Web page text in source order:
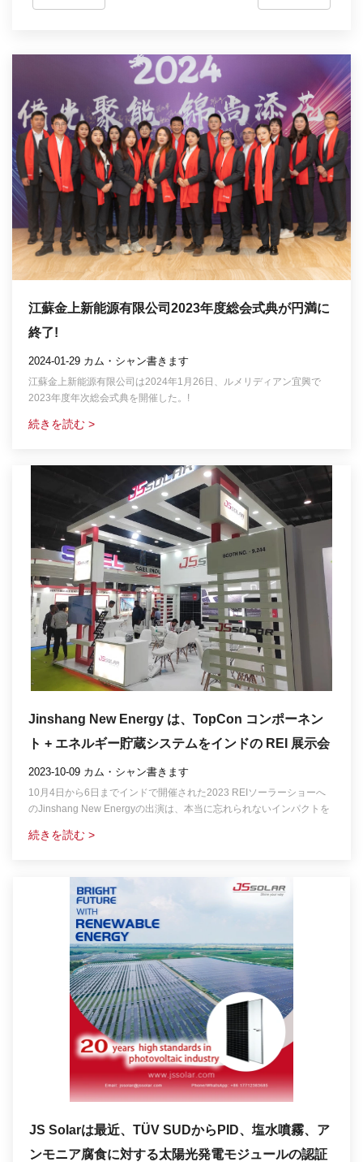
江蘇金上新能源有限公司2023年度総会式典が円満に
終了!
2024-01-29 カム・シャン書きます
江蘇金上新能源有限公司は2024年1月26日、ルメリディアン宜興で
2023年度年次総会式典を開催した。!
続きを読む >
Jinshang New Energy は、TopCon コンポーネン
ト + エネルギー貯蔵システムをインドの REI 展示会
でデビューしました
2023-10-09 カム・シャン書きます
10月4日から6日までインドで開催された2023 REIソーラーショーへ
のJinshang New Energyの出演は、本当に忘れられないインパクトを
続きを読む >
JS Solarは最近、TÜV SUDからPID、塩水噴霧、ア
ンモニア腐食に対する太陽光発電モジュールの認証